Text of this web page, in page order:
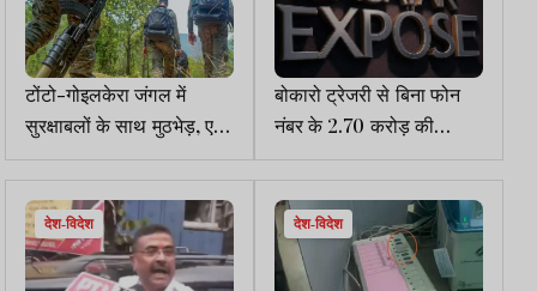
टोंटो-गोइलकेरा जंगल में
सुरक्षाबलों के साथ मुठभेड़, एक
माओवादी ढेर, 1 करोड़ इनामी
मिसिर बेसरा की तलाश तेज
बोकारो ट्रेजरी से बिना फोन
नंबर के 2.70 करोड़ की
निकासी, कर्मचारियों के मास्टर
डाटा में PAN बदला
देश-विदेश देश-विदेश